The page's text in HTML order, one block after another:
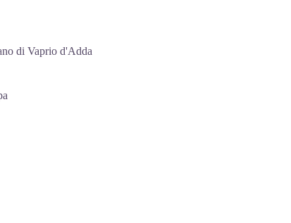
di Vaprio d'Adda